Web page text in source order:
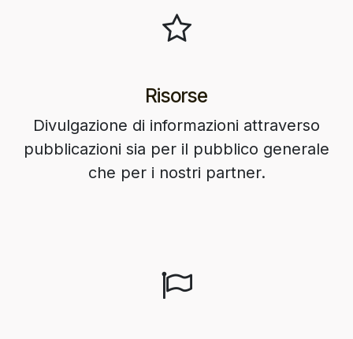
Risorse
Divulgazione di informazioni attraverso
pubblicazioni sia per il pubblico generale
che per i nostri partner.